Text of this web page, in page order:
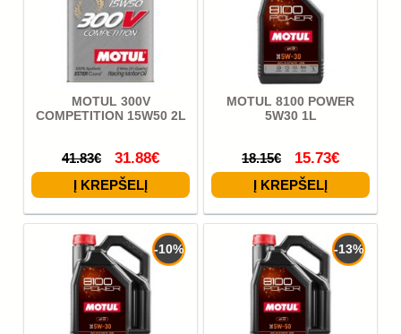
MOTUL 300V
COMPETITION 15W50 2L
41.83€ 31.88€
MOTUL 8100 POWER
5W30 1L
18.15€ 15.73€
-10% -13%